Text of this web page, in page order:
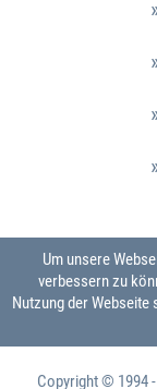
Um unsere
verbessern zu
Nutzung der
Copyright © 1994